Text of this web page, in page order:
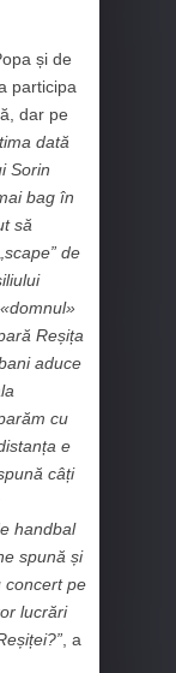
și de
participa
dar pe
dată
Sorin
bag în
să
de
Reșița
aduce
cu
e
câți
handbal
spună și
concert pe
lucrări
, a